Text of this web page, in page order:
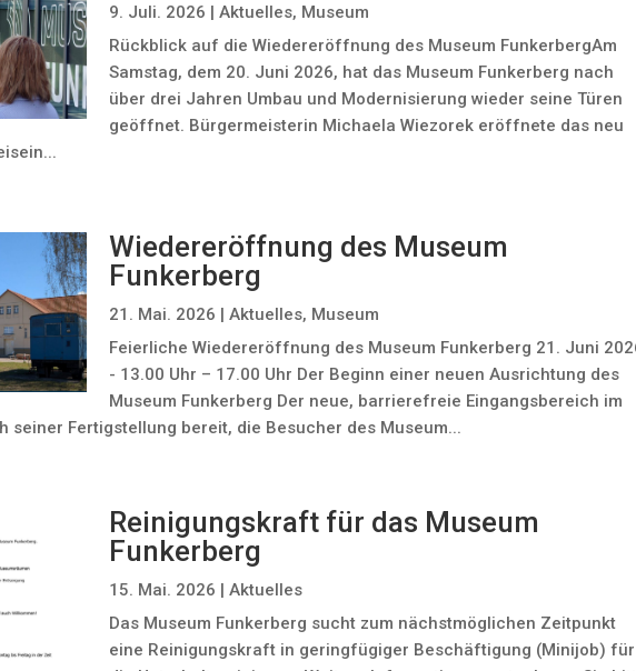
9. Juli. 2026 | Aktuelles, Museum
Rückblick auf die Wiedereröffnung des Museum FunkerbergAm
Samstag, dem 20. Juni 2026, hat das Museum Funkerberg nach
über drei Jahren Umbau und Modernisierung wieder seine Türen
geöffnet. Bürgermeisterin Michaela Wiezorek eröffnete das neu
Wiedereröffnung des Museum
Funkerberg
21. Mai. 2026 | Aktuelles, Museum
Feierliche Wiedereröffnung des Museum Funkerberg 21. Juni
- 13.00 Uhr – 17.00 Uhr Der Beginn einer neuen Ausrichtung des
Museum Funkerberg Der neue, barrierefreie Eingangsbereich im
seiner Fertigstellung bereit, die Besucher des Museum...
Reinigungskraft für das Museum
Funkerberg
15. Mai. 2026 | Aktuelles
Das Museum Funkerberg sucht zum nächstmöglichen Zeitpunkt
eine Reinigungskraft in geringfügiger Beschäftigung (Minijob) für